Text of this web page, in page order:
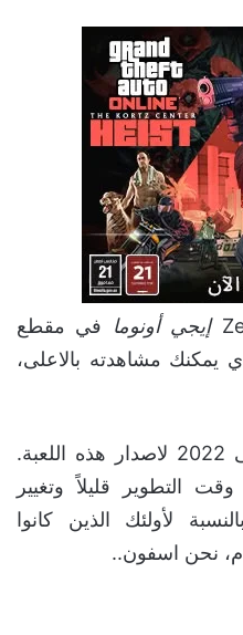
إيجي أونوما
في مقطع
يمكنك مشاهدته بالاعلى،
لقد أعلنا سابقًا أننا نهدف إلى 2022 لاصدار هذه اللعبة.
التطوير قليلاً وتغيير
إلى ربيع 2023. بالنسبة لأولئك الذين كانوا
نحن اسفون..